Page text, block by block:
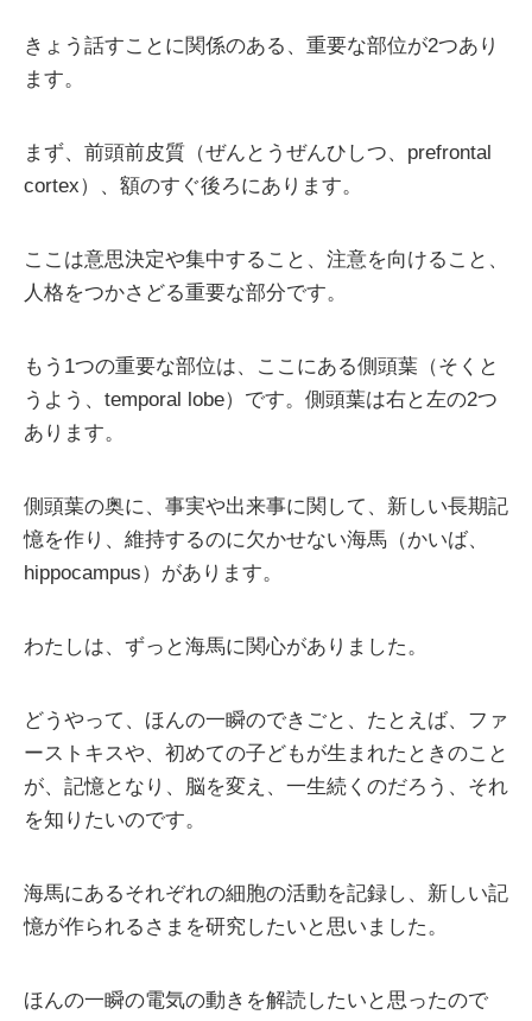
きょう話すことに関係のある、重要な部位が2つあり
ます。
まず、前頭前皮質（ぜんとうぜんひしつ、prefrontal
cortex）、額のすぐ後ろにあります。
ここは意思決定や集中すること、注意を向けること、
人格をつかさどる重要な部分です。
もう1つの重要な部位は、ここにある側頭葉（そくと
うよう、temporal lobe）です。側頭葉は右と左の2つ
あります。
側頭葉の奥に、事実や出来事に関して、新しい長期記
憶を作り、維持するのに欠かせない海馬（かいば、
hippocampus）があります。
わたしは、ずっと海馬に関心がありました。
どうやって、ほんの一瞬のできごと、たとえば、ファ
ーストキスや、初めての子どもが生まれたときのこと
が、記憶となり、脳を変え、一生続くのだろう、それ
を知りたいのです。
海馬にあるそれぞれの細胞の活動を記録し、新しい記
憶が作られるさまを研究したいと思いました。
ほんの一瞬の電気の動きを解読したいと思ったので